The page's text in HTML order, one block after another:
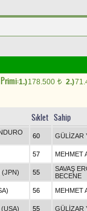
1.)178.500 t 2.)
Sıklet Sahip
60 GÜLİZAR
57 MEHMET
(JPN) 55
SAVAŞ
BECENE
56 MEHMET
55 GÜLİZAR